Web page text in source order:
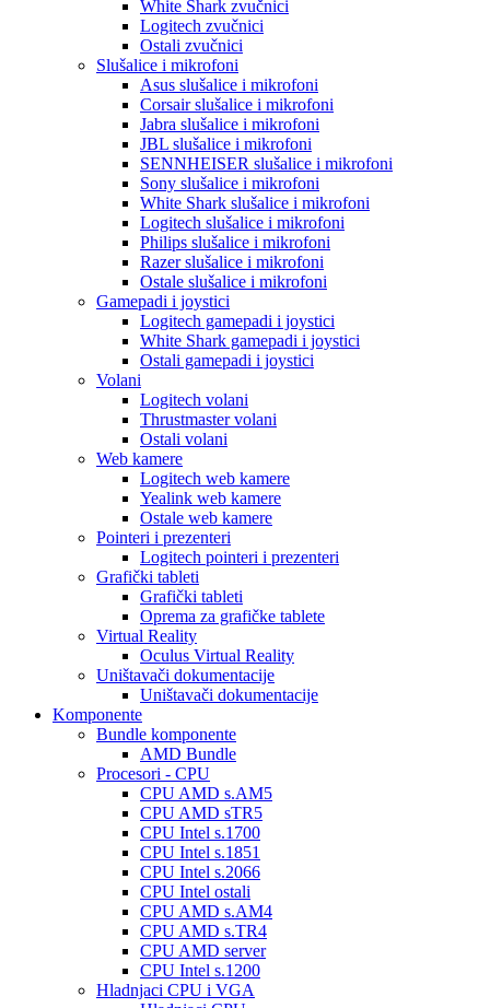
White Shark zvučnici
Logitech zvučnici
Ostali zvučnici
Slušalice i mikrofoni
Asus slušalice i mikrofoni
Corsair slušalice i mikrofoni
Jabra slušalice i mikrofoni
JBL slušalice i mikrofoni
SENNHEISER slušalice i mikrofoni
Sony slušalice i mikrofoni
White Shark slušalice i mikrofoni
Logitech slušalice i mikrofoni
Philips slušalice i mikrofoni
Razer slušalice i mikrofoni
Ostale slušalice i mikrofoni
Gamepadi i joystici
Logitech gamepadi i joystici
White Shark gamepadi i joystici
Ostali gamepadi i joystici
Volani
Logitech volani
Thrustmaster volani
Ostali volani
Web kamere
Logitech web kamere
Yealink web kamere
Ostale web kamere
Pointeri i prezenteri
Logitech pointeri i prezenteri
Grafički tableti
Grafički tableti
Oprema za grafičke tablete
Virtual Reality
Oculus Virtual Reality
Uništavači dokumentacije
Uništavači dokumentacije
Komponente
Bundle komponente
AMD Bundle
Procesori - CPU
CPU AMD s.AM5
CPU AMD sTR5
CPU Intel s.1700
CPU Intel s.1851
CPU Intel s.2066
CPU Intel ostali
CPU AMD s.AM4
CPU AMD s.TR4
CPU AMD server
CPU Intel s.1200
Hladnjaci CPU i VGA